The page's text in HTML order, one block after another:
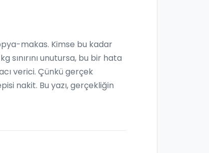
makas. Kimse bu kadar
sınırını unutursa, bu bir hata
verici. Çünkü gerçek
nakit. Bu yazı, gerçekliğin